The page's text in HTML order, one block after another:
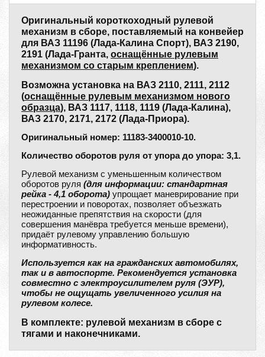
Оригинальный короткоходный рулевой
механизм в сборе, поставляемый на конвейер
для ВАЗ 11196 (Лада-Калина Спорт), ВАЗ 2190,
2191 (Лада-Гранта, оснащённые рулевым
механизмом cо старым креплением).
Возможна установка на ВАЗ 2110, 2111, 2112
(оснащённые рулевым механизмом нового
образца), ВАЗ 1117, 1118, 1119 (Лада-Калина),
ВАЗ 2170, 2171, 2172 (Лада-Приора).
Оригинальный номер: 11183-3400010-10.
Количество оборотов руля от упора до упора: 3,1.
Рулевой механизм с уменьшенным количеством
оборотов руля (для информации: стандартная
рейка - 4,1 оборота) упрощает маневрирование при
перестроении и поворотах, позволяет объезжать
неожиданные препятствия на скорости (для
совершения манёвра требуется меньше времени),
придаёт рулевому управлению большую
информативность.
Используется как на гражданских автомобилях,
так и в автоспорте. Рекомендуется установка
совместно с электроусилителем руля (ЭУР),
чтобы не ощущать увеличенного усилия на
рулевом колесе.
В комплекте: рулевой механизм в сборе с
тягами и наконечниками.